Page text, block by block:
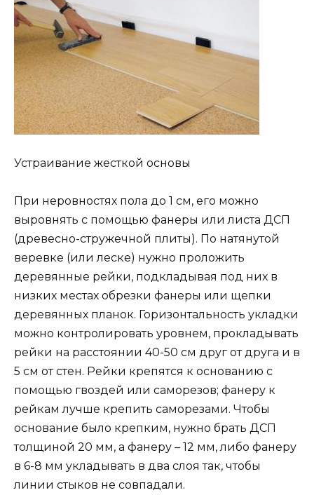
Устраивание жесткой основы
При неровностях пола до 1 см, его можно
выровнять с помощью фанеры или листа ДСП
(древесно-стружечной плиты). По натянутой
веревке (или леске) нужно проложить
деревянные рейки, подкладывая под них в
низких местах обрезки фанеры или щепки
деревянных планок. Горизонтальность укладки
можно контролировать уровнем, прокладывать
рейки на расстоянии 40-50 см друг от друга и в
5 см от стен. Рейки крепятся к основанию с
помощью гвоздей или саморезов; фанеру к
рейкам лучше крепить саморезами. Чтобы
основание было крепким, нужно брать ДСП
толщиной 20 мм, а фанеру – 12 мм, либо фанеру
в 6-8 мм укладывать в два слоя так, чтобы
линии стыков не совпадали.